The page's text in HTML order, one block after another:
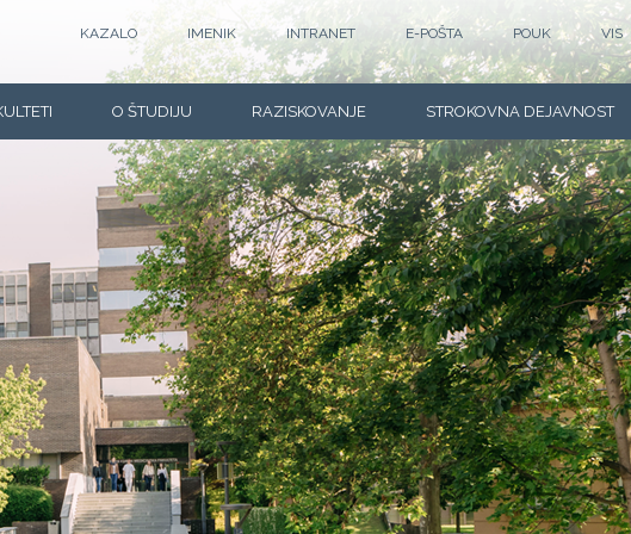
KAZALO IMENIK INTRANET E-POŠTA POUK VIS
O ŠTUDIJU RAZISKOVANJE STROKOVNA DEJAVNOST